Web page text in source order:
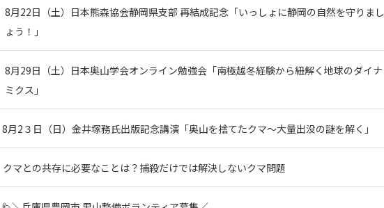
8月22日（土）日本熊森協会静岡県支部 再結成記念「いっしょに静岡の自然を守りまし
ょう！」
8月29日（土）日本奥山学会オンライン勉強会「南極越冬経験から紐解く地球のダイナ
ミクス」
8月2３日（日）金井塚務氏出版記念講演「奥山を捨てたクマ～大量出没の謎を解く」
クマとの共存に必要なことは？捕殺だけでは解決しないクマ問題